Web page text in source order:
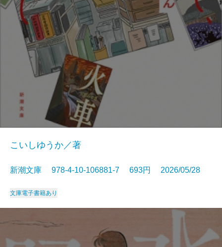
こいしゆうか／著
新潮文庫 978-4-10-106881-7 693円 2026/05/28
文庫電子書籍あり